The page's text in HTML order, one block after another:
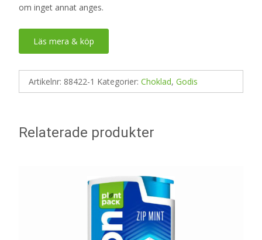
om inget annat anges.
Läs mera & köp
Artikelnr: 88422-1 Kategorier: Choklad, Godis
Relaterade produkter